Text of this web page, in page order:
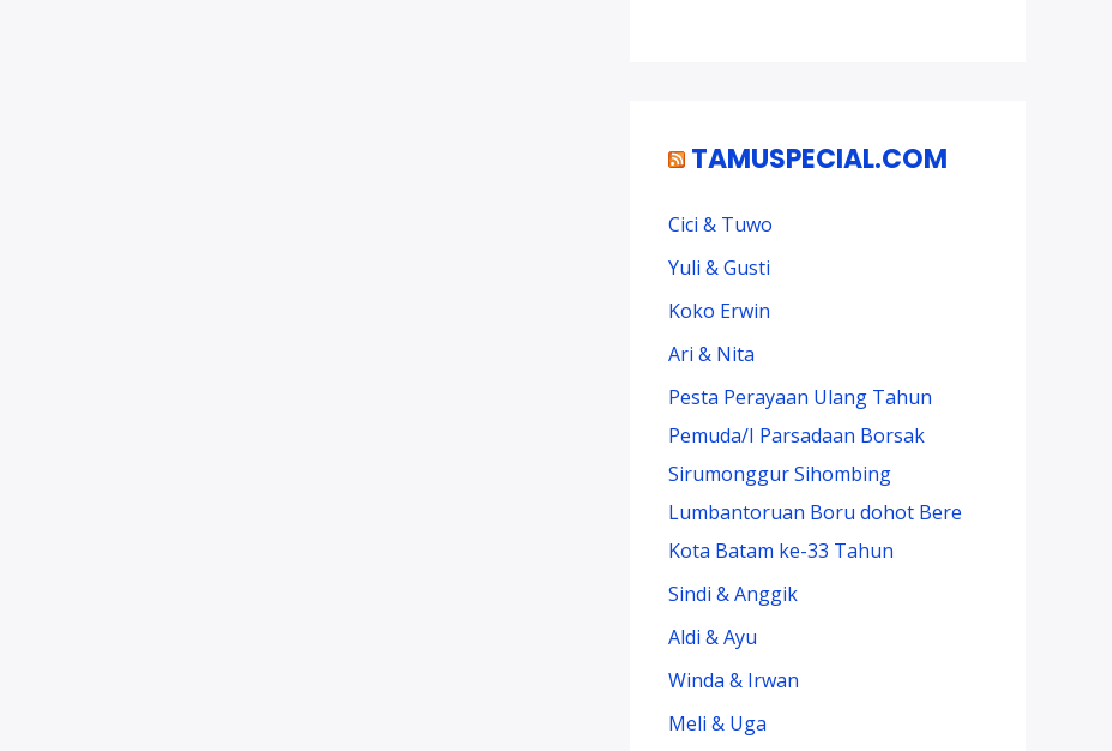
TAMUSPECIAL.COM
Cici & Tuwo
Yuli & Gusti
Koko Erwin
Ari & Nita
Pesta Perayaan Ulang Tahun
Pemuda/I Parsadaan Borsak
Sirumonggur Sihombing
Lumbantoruan Boru dohot Bere
Kota Batam ke-33 Tahun
Sindi & Anggik
Aldi & Ayu
Winda & Irwan
Meli & Uga